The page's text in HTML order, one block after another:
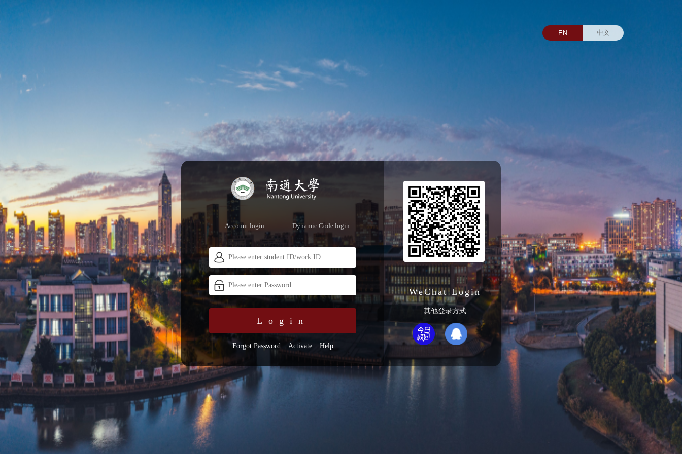
EN 中文
WeChat Login
其他登录方式
Account login Dynamic Code login
Login
Forgot Password Activate Help